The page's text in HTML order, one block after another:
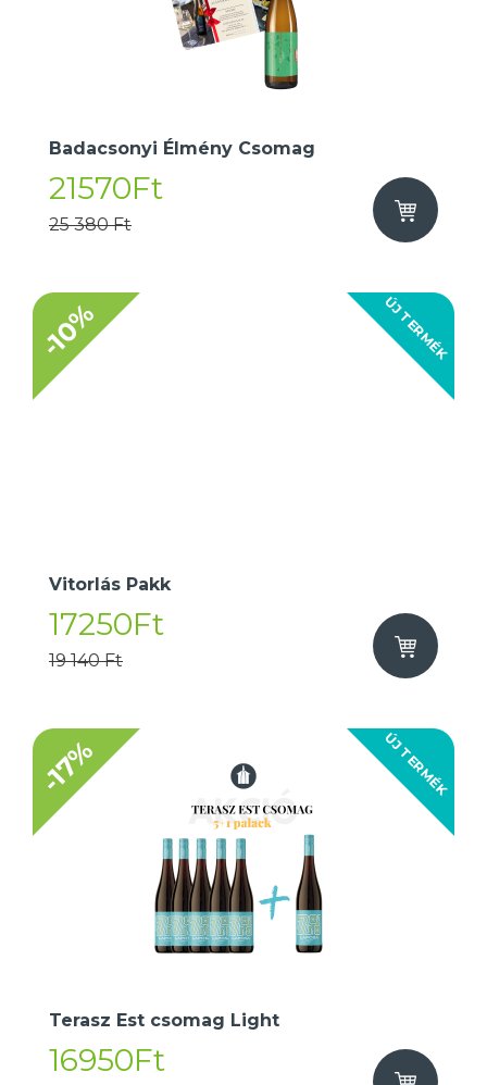
Badacsonyi Élmény Csomag
21570Ft
25 380 Ft
ÚJ TERMÉK
-10%
Vitorlás Pakk
17250Ft
19 140 Ft
ÚJ TERMÉK
-17%
Terasz Est csomag Light
16950Ft